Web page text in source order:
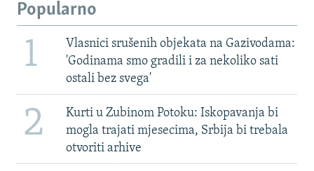
Popularno
1
Vlasnici srušenih objekata na Gazivodama:
'Godinama smo gradili i za nekoliko sati
ostali bez svega'
2
Kurti u Zubinom Potoku: Iskopavanja bi
mogla trajati mjesecima, Srbija bi trebala
otvoriti arhive